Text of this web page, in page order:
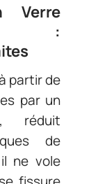
Verre
:
partir de
par un
réduit
de
ne vole